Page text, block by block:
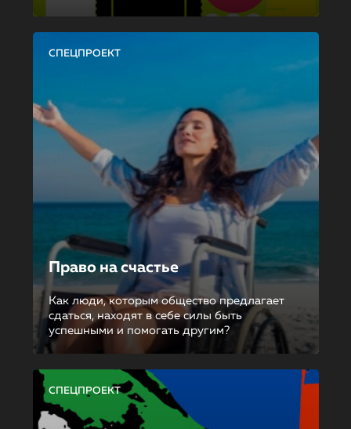
СПЕЦПРОЕКТ
Право на счастье
Как люди, которым общество предлагает
сдаться, находят в себе силы быть
успешными и помогать другим?
СПЕЦПРОЕКТ